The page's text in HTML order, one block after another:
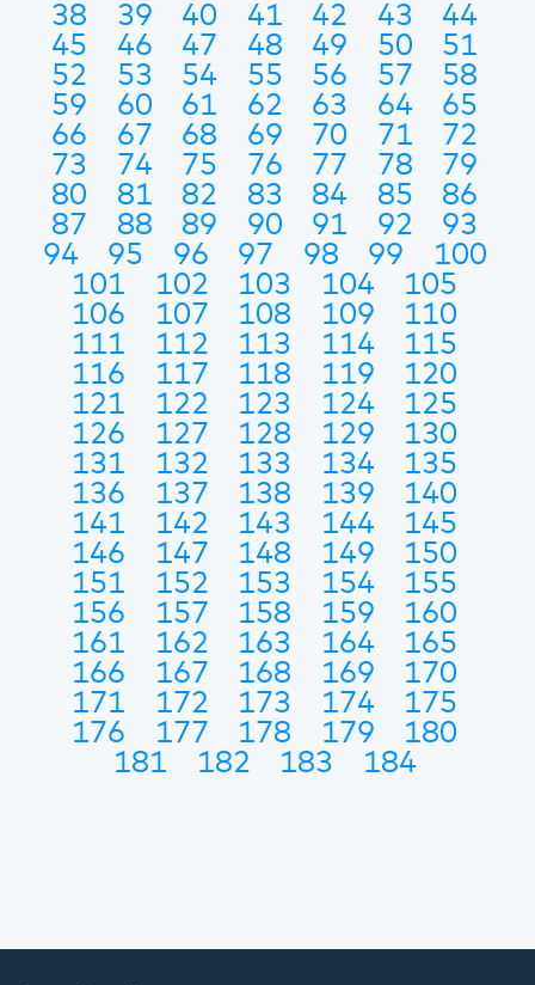
38
39 40 41 42 43
44
45
46 47 48 49 50
51
52
53 54 55 56 57
58
59
60 61 62 63 64
65
66
67 68 69 70 71
72
73
74 75 76 77 78
79
80
81 82 83 84 85
86
87
88 89 90 91 92
93
94
95 96 97 98 99
100
101
102 103 104
105
106
107 108 109
110
111
112 113 114
115
116
117 118 119
120
121
122 123 124
125
126
127 128 129
130
131
132 133 134
135
136
137 138 139
140
141
142 143 144
145
146
147 148 149
150
151
152 153 154
155
156
157 158 159
160
161
162 163 164
165
166
167 168 169
170
171
172 173 174
175
176
177 178 179
180
181
182 183 184